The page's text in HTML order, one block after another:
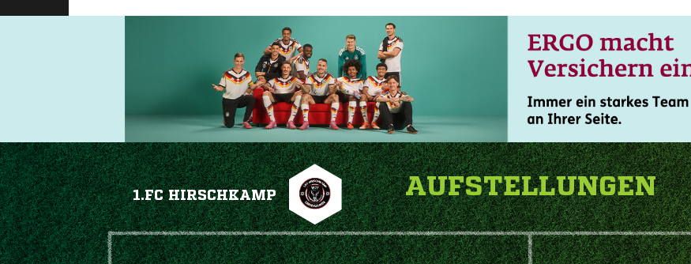
1.FC HIRSCHKAMP AUFSTELLUNGEN